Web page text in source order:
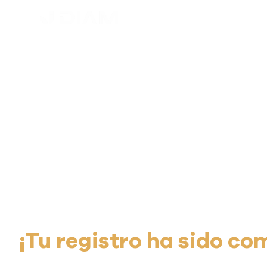
¡Tu registro ha sido